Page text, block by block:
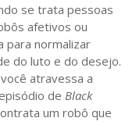
se trata pessoas
afetivos ou
para normalizar
do luto e do desejo.
atravessa a
de Black
um robô que